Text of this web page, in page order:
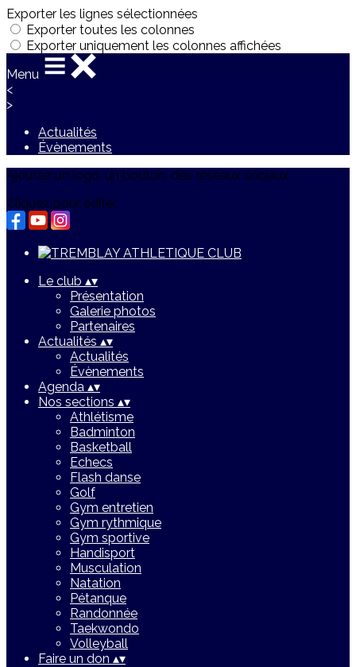
Exporter les lignes sélectionnées
Exporter toutes les colonnes
Exporter uniquement les colonnes affichées
Menu
<
>
Actualités
Évènements
Ajoutez un logo, un bouton, des réseaux sociaux
Cliquez pour éditer
Le club ▴▾
Présentation
Galerie photos
Partenaires
Actualités ▴▾
Actualités
Évènements
Agenda ▴▾
Nos sections ▴▾
Athlétisme
Badminton
Basketball
Echecs
Flash danse
Golf
Gym entretien
Gym rythmique
Gym sportive
Handisport
Musculation
Natation
Pétanque
Randonnée
Taekwondo
Volleyball
Faire un don ▴▾